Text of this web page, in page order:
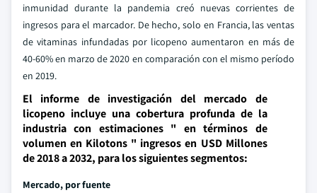
inmunidad durante la pandemia creó nuevas corrientes de
ingresos para el marcador. De hecho, solo en Francia, las ventas
de vitaminas infundadas por licopeno aumentaron en más de
40-60% en marzo de 2020 en comparación con el mismo período
en 2019.
El informe de investigación del mercado de
licopeno incluye una cobertura profunda de la
industria con estimaciones " en términos de
volumen en Kilotons " ingresos en USD Millones
de 2018 a 2032, para los siguientes segmentos:
Mercado, por fuente